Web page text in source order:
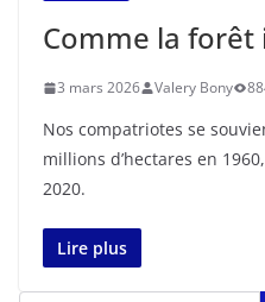
Comme la forêt
3 mars 2026 Valery Bony
Nos compatriotes se
millions d’hectares en
2020.
Lire plus